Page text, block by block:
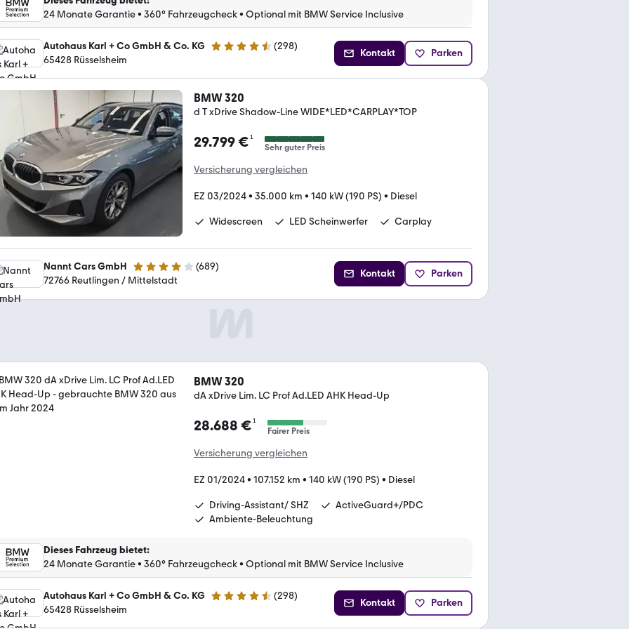
24 Monate Garantie• 360° Fahrzeugcheck• Optional mit BMW Service Inclusive
Autohaus Karl + Co GmbH & Co. KG 4.6 Sterne (298)
65428 Rüsselsheim
Kontakt Parken
BMW 320
d T xDrive Shadow-Line WIDE*LED*CARPLAY*TOP
29.799 €¹
Sehr guter Preis
Versicherung vergleichen
EZ 03/2024• 35.000 km • 140 kW (190 PS) • Diesel
Widescreen LED Scheinwerfer Carplay
Nannt Cars GmbH 4.2 Sterne (689)
72766 Reutlingen / Mittelstadt
Kontakt Parken
BMW 320
dA xDrive Lim. LC Prof Ad.LED AHK Head-Up
28.688 €¹
Fairer Preis
Versicherung vergleichen
EZ 01/2024• 107.152 km • 140 kW (190 PS) • Diesel
Driving-Assistant/ SHZ
ActiveGuard+/PDC
Ambiente-Beleuchtung
Dieses Fahrzeug bietet:
24 Monate Garantie• 360° Fahrzeugcheck• Optional mit BMW Service Inclusive
Autohaus Karl + Co GmbH & Co. KG 4.6 Sterne (298)
65428 Rüsselsheim
Kontakt Parken